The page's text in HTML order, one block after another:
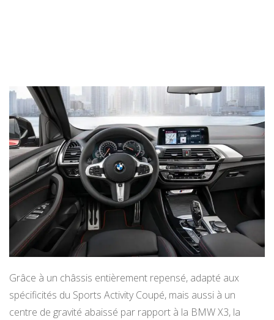
Grâce à un châssis entièrement repensé, adapté aux
spécificités du Sports Activity Coupé, mais aussi à un
centre de gravité abaissé par rapport à la BMW X3, la